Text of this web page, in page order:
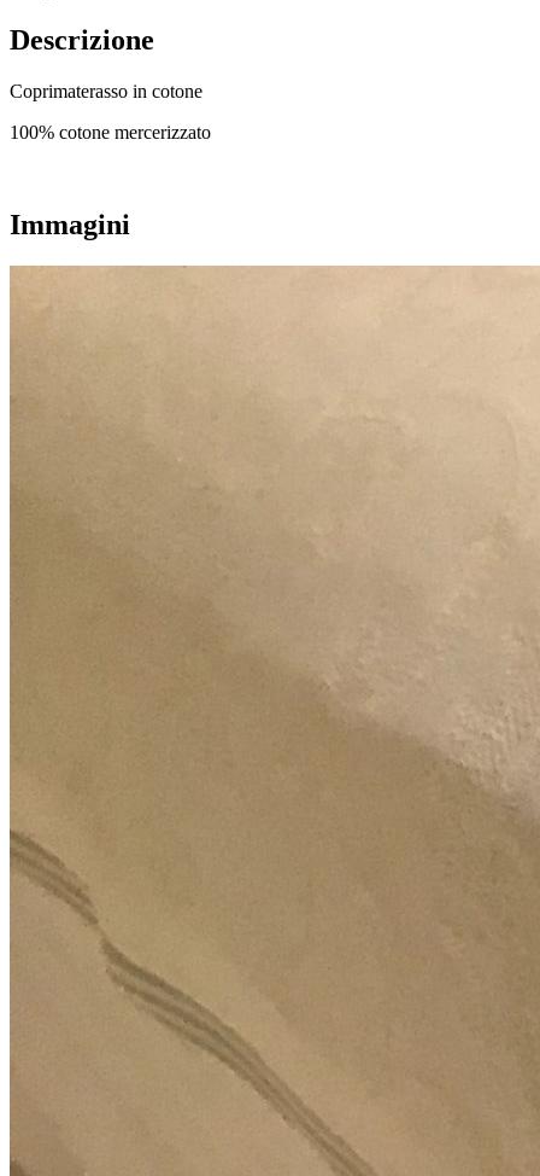
Descrizione
Coprimaterasso in cotone
100% cotone mercerizzato
Immagini